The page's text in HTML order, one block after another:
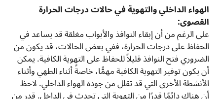
الهواء الداخلي والتهوية في حالات درجات الحرارة
القصوى:
على الرغم من أن إبقاء النوافذ والأبواب مغلقة قد يساعد في
الحفاظ على درجات الحرارة، ففي بعض الحالات، قد يكون من
الضروري فتح النوافذ قليلاً للحفاظ على التهوية الكافية. يمكن
أن يكون توفير التهوية الكافية مهمًّا، خاصةً أثناء الطهي وأثناء
الأنشطة الأخرى التي قد تقلل من جودة الهواء الداخلي. لاحظ